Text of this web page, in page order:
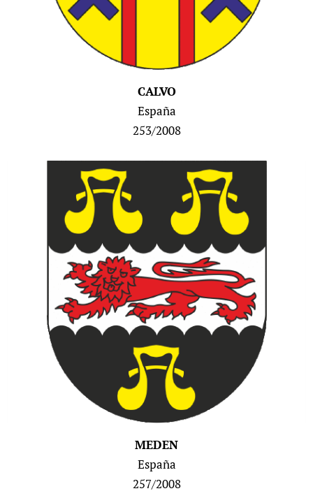
CALVO
España
253/2008
MEDEN
España
257/2008